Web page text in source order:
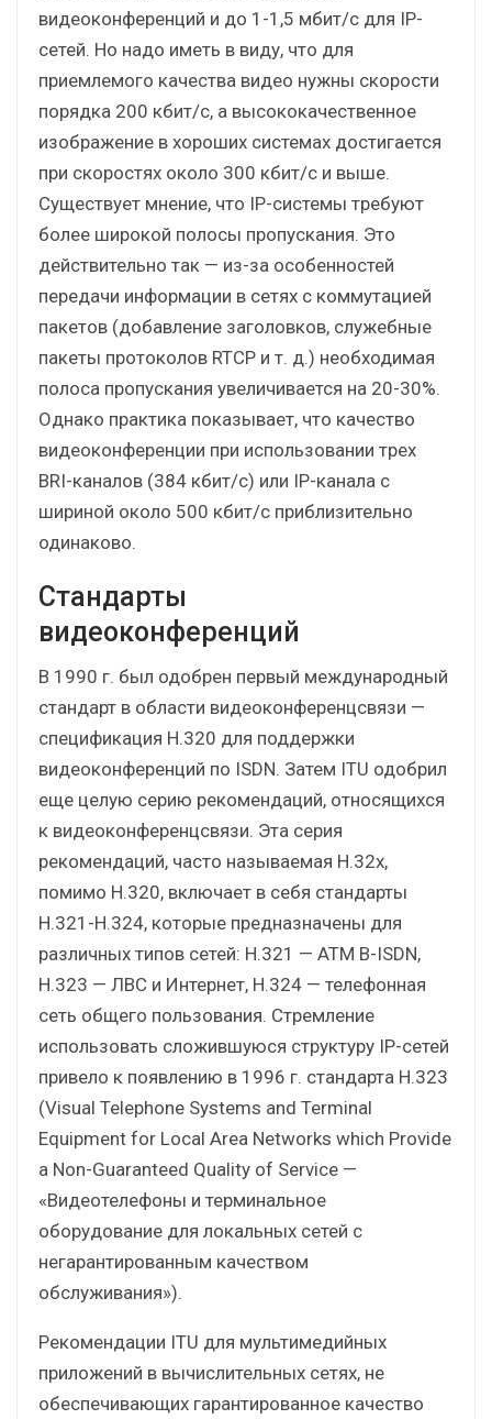
видеоконференций и до 1-1,5 мбит/с для IP-
сетей. Но надо иметь в виду, что для
приемлемого качества видео нужны скорости
порядка 200 кбит/с, а высококачественное
изображение в хороших системах достигается
при скоростях около 300 кбит/с и выше.
Существует мнение, что IP-системы требуют
более широкой полосы пропускания. Это
действительно так — из-за особенностей
передачи информации в сетях с коммутацией
пакетов (добавление заголовков, служебные
пакеты протоколов RTCP и т. д.) необходимая
полоса пропускания увеличивается на 20-30%.
Однако практика показывает, что качество
видеоконференции при использовании трех
BRI-каналов (384 кбит/с) или IP-канала с
шириной около 500 кбит/с приблизительно
одинаково.
Стандарты
видеоконференций
В 1990 г. был одобрен первый международный
стандарт в области видеоконференцсвязи —
спецификация H.320 для поддержки
видеоконференций по ISDN. Затем ITU одобрил
еще целую серию рекомендаций, относящихся
к видеоконференцсвязи. Эта серия
рекомендаций, часто называемая H.32x,
помимо H.320, включает в себя стандарты
H.321-H.324, которые предназначены для
различных типов сетей: H.321 — ATM B-ISDN,
H.323 — ЛВС и Интернет, H.324 — телефонная
сеть общего пользования. Стремление
использовать сложившуюся структуру IP-сетей
привело к появлению в 1996 г. стандарта H.323
(Visual Telephone Systems and Terminal
Equipment for Local Area Networks which Provide
a Non-Guaranteed Quality of Service —
«Видеотелефоны и терминальное
оборудование для локальных сетей с
негарантированным качеством
обслуживания»).
Рекомендации ITU для мультимедийных
приложений в вычислительных сетях, не
обеспечивающих гарантированное качество